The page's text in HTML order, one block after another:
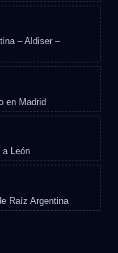
– Aldiser –
en Madrid
a León
Raíz Argentina